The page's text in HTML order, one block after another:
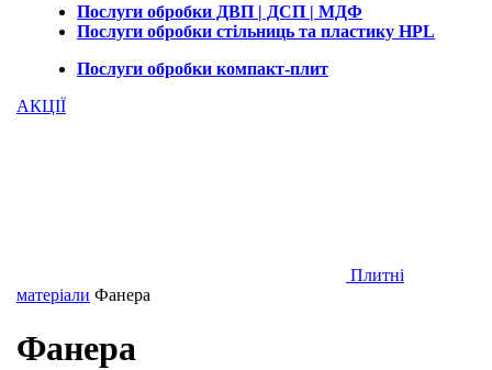
Послуги обробки ДВП | ДСП | МДФ
Послуги обробки стільниць та пластику HPL
Послуги обробки компакт-плит
АКЦІЇ
Плитні
матеріали Фанера
Фанера